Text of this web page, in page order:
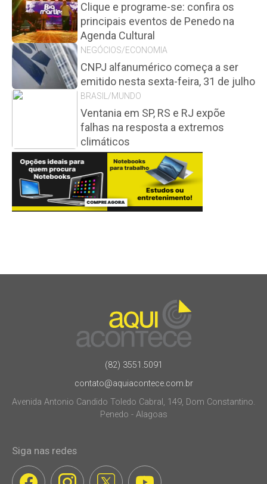
Clique e programe-se: confira os
principais eventos de Penedo na
Agenda Cultural
NEGÓCIOS/ECONOMIA
CNPJ alfanumérico começa a ser
emitido nesta sexta-feira, 31 de julho
BRASIL/MUNDO
Ventania em SP, RS e RJ expõe
falhas na resposta a extremos
climáticos
(82) 3551.5091
contato@aquiacontece.com.br
Avenida Antonio Candido Toledo Cabral, 149, Dom Constantino.
Penedo - Alagoas
Siga nas redes